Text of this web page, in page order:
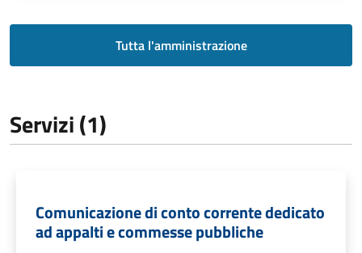
Tutta l'amministrazione
Servizi (1)
Comunicazione di conto corrente dedicato
ad appalti e commesse pubbliche